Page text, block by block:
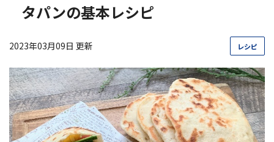
タパンの基本レシピ
2023年03月09日 更新 レシピ